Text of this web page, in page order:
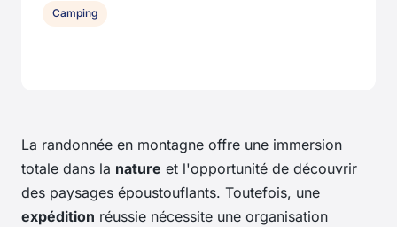
La randonnée en montagne offre une immersion
totale dans la nature et l'opportunité de découvrir
des paysages époustouflants. Toutefois, une
expédition réussie nécessite une organisation
Camping